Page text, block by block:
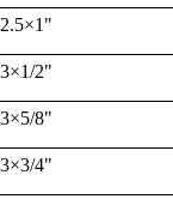
2.5×1"
3×1/2"
3×5/8"
3×3/4"